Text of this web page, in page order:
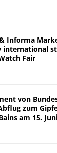
Informa
international
Fair
von
zum
am 15.